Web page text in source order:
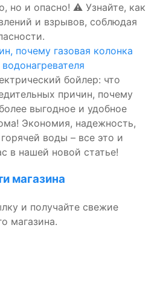
но и опасно! ⚠️ Узнайте, как
и взрывов, соблюдая
почему газовая колонка
бойлер: что
причин, почему
выгодное и удобное
Экономия, надежность,
воды – все это и
в нашей новой статье!
магазина
и получайте свежие
магазина.